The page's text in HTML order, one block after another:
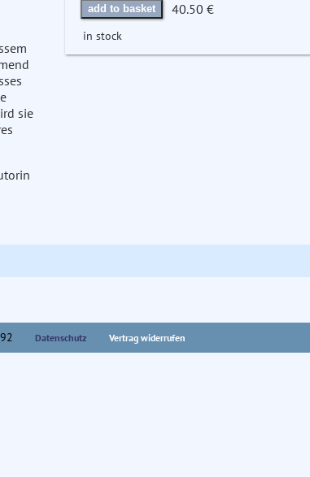
sie
add to basket 40.50 €
in stock
Datenschutz Vertrag widerrufen